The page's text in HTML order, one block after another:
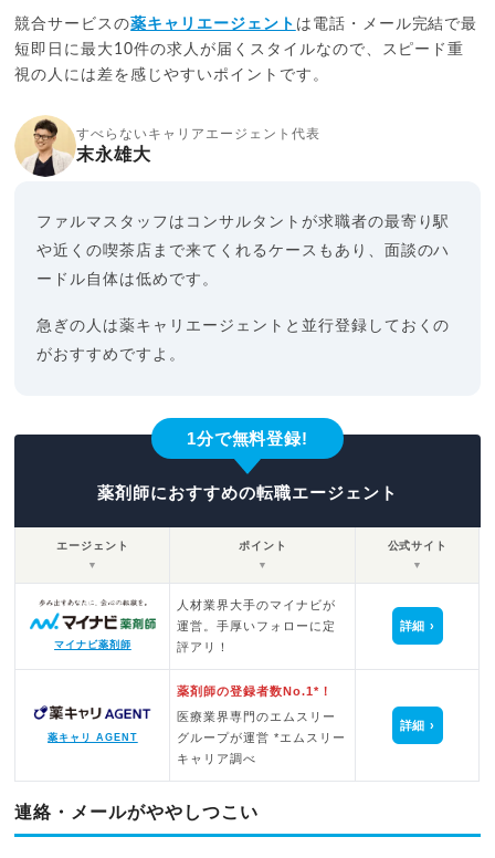
競合サービスの薬キャリエージェント は電話・メール完結で最
短即日に最大10件の求人が届くスタイルなので、スピード重
視の人には差を感じやすいポイントです。
すべらないキャリアエージェント代表
末永雄大
ファルマスタッフはコンサルタントが求職者の最寄り駅
や近くの喫茶店まで来てくれるケースもあり、面談のハ
ードル自体は低めです。
急ぎの人は薬キャリエージェントと並行登録しておくの
がおすすめですよ。
1分で無料登録!
薬剤師におすすめの転職エージェント
エージェント
▼
ポイント
▼
公式サイト
▼
マイナビ薬剤師
人材業界大手のマイナビが
運営。手厚いフォローに定
評アリ！
詳細
薬キャリ AGENT
薬剤師の登録者数No.1*！
医療業界専門のエムスリー
グループが運営 *エムスリー
キャリア調べ
詳細
連絡・メールがややしつこい